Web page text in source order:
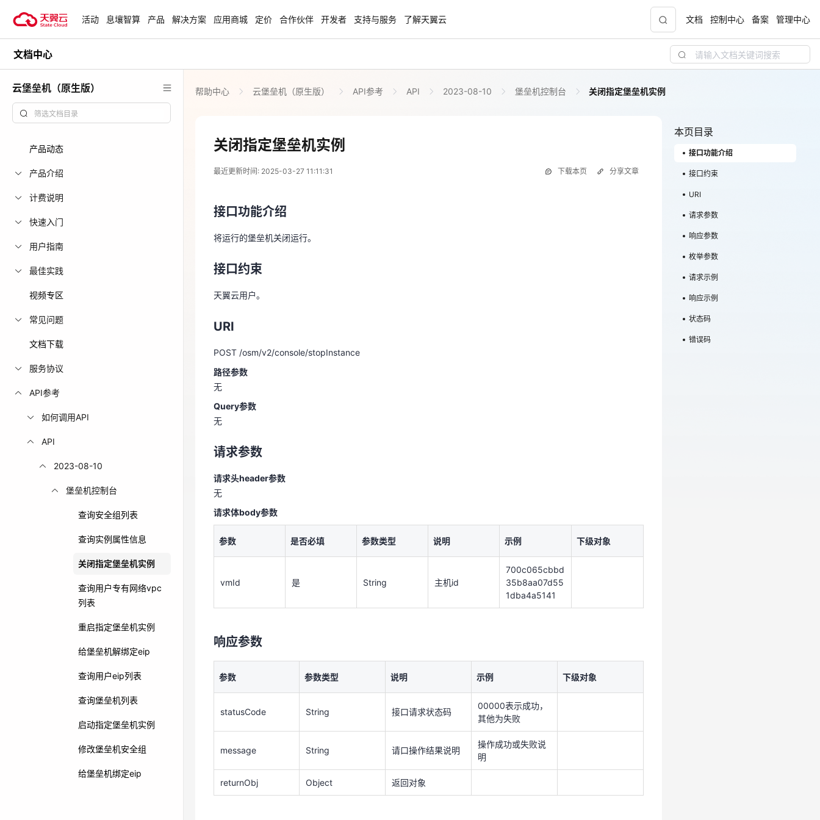
试用，产品折扣等，助您降本增
安全隔离版OpenClaw NEW 聚力AI赋能 天翼云大模型专项 青云志云端助力计划
企业出海解决方案
助力您的业务扬帆出海，通达全球！
“一云多芯、一云多态”,国产化软件全面适配，
国家云助力中小企业腾飞，高额上云补贴重磅
云上钜惠
爆款云主机全场特惠，2核4G只要1.8折起！
免费活动
免费试用中心
活动 息壤智算 产品 解决方案 应用商城 定价 合作伙伴 开发者 支持与服务 了解天翼云 文档 控制中心 备案 管理中心
文档中心
云堡垒机（原生版）
产品动态
产品介绍
计费说明
快速入门
用户指南
最佳实践
视频专区
常见问题
文档下载
服务协议
API参考
如何调用API
API
2023-08-10
堡垒机控制台
查询安全组列表
查询实例属性信息
关闭指定堡垒机实例
查询用户专有网络vpc
列表
重启指定堡垒机实例
给堡垒机解绑定eip
查询用户eip列表
查询堡垒机列表
启动指定堡垒机实例
修改堡垒机安全组
给堡垒机绑定eip
帮助中心 云堡垒机（原生版） API参考 API 2023-08-10 堡垒机控制台 关闭指定堡垒机实例
关闭指定堡垒机实例
最近更新时间: 2025-03-27 11:11:31 下载本页
2025-03-27 03:11:31
将运行的堡垒机关闭运行。
接口约束
天翼云用户。
URI
POST /osm/v2/console/stopInstance
路径参数
Query参数
请求参数
请求头header参数
请求体body参数
参数
700c065cbbd
参数
00000表示成功，
其他为失败
操作成功或失败说
明
returnObj Object 返回对象
枚举参数
分享文章
接口功能介绍
将运行的堡垒机关闭运行。
接口约束
天翼云用户。
URI
POST /osm/v2/console/stopInstance
路径参数
无
Query参数
无
请求参数
请求头header参数
无
请求体body参数
参数 是否必填 参数类型 说明 示例 下级对象
vmId 是 String 主机id
700c065cbbd
35b8aa07d55
1dba4a5141
响应参数
参数 参数类型 说明 示例 下级对象
statusCode String 接口请求状态码
00000表示成功，
其他为失败
message String 请口操作结果说明
操作成功或失败说
明
returnObj Object 返回对象
本页目录
接口功能介绍
接口约束
URI
请求参数
响应参数
枚举参数
请求示例
响应示例
状态码
错误码